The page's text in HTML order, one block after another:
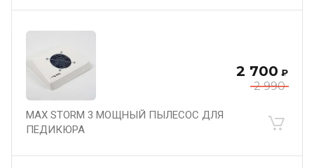
2 990
2 700 ₽
MAX STORM 3 МОЩНЫЙ ПЫЛЕСОС ДЛЯ
ПЕДИКЮРА